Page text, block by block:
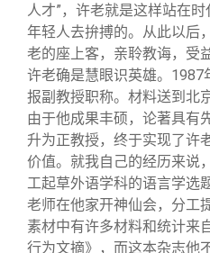
人才”，许老就是这样站在
年轻人去拚搏的。从此以后
老的座上客，亲聆教诲，受
许老确是慧眼识英雄。1987
报副教授职称。材料送到北
由于他成果丰硕，论著具有
升为正教授，终于实现了许
价值。就我自己的经历来说
工起草外语学科的语言学选
老师在他家开神仙会，分工
素材中有许多材料和统计来
行为文摘》，而这本杂志他